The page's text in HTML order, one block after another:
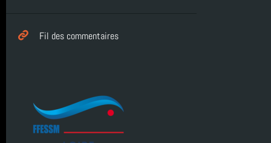
juin 2026 (4)
avril 2026 (2)
Fil des commentaires